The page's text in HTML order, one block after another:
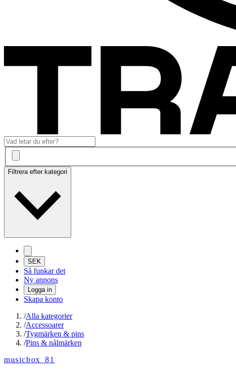
Filtrera efter kategori
SEK
Så funkar det
Ny annons
Logga in
Skapa konto
/Alla kategorier
/Accessoarer
/Tygmärken & pins
/Pins & nålmärken
musicbox_81